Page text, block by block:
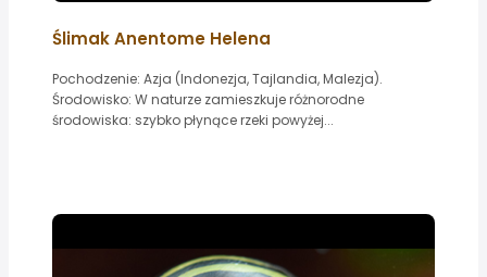
Ślimak Anentome Helena
Pochodzenie: Azja (Indonezja, Tajlandia, Malezja).
Środowisko: W naturze zamieszkuje różnorodne
środowiska: szybko płynące rzeki powyżej...